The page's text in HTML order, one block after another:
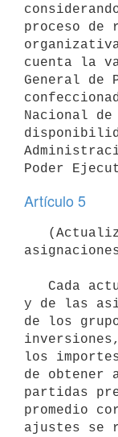
proceso de
cuenta la
General de
Nacional
Artículo 5
y de las
de los
los
de
partidas
promedio
ajustes se